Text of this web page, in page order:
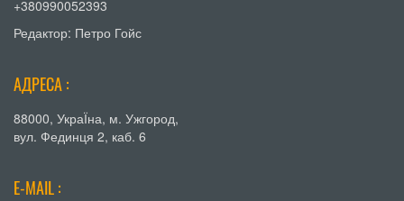
+380990052393
Редактор: Петро Гойс
АДРЕСА :
88000, УкраЇна, м. Ужгород,
вул. Фединця 2, каб. 6
E-MAIL :